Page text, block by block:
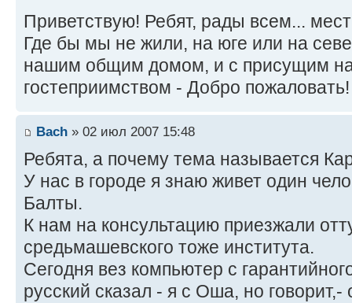
Приветствую! Ребят, рады всем...
Где бы мы не жили, на юге или на
нашим общим домом, и с присущим
гостеприимством - Добро пожаловать!
Bach » 02 июл 2007 15:48
Ребята, а почему тема называется
У нас в городе я знаю живет один
Балты.
К нам на консультацию приезжали
средьмашевского тоже института.
Сегодня вез компьютер с
русский сказал - я с Оша, но